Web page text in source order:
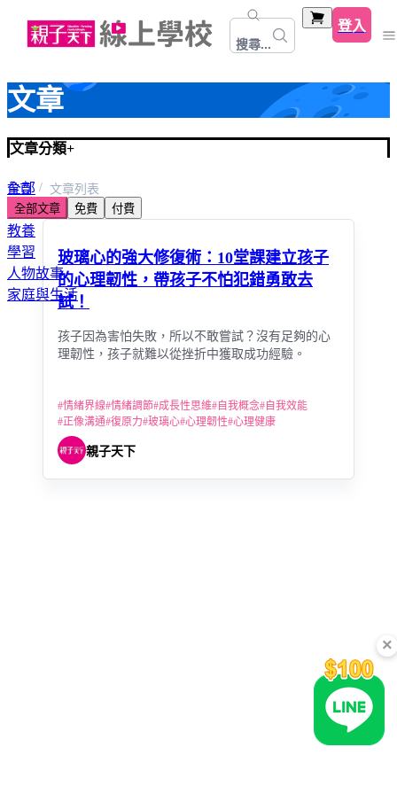
搜尋...
登入
文章
文章分類+
全部
心靈關係成長
教養
學習
人物故事
家庭與生活
首頁
文章列表
全部文章
免費 付費
玻璃心的強大修復術：10堂課建立孩子
的心理韌性，帶孩子不怕犯錯勇敢去
試！
孩子因為害怕失敗，所以不敢嘗試？沒有足夠的心
理韌性，孩子就難以從挫折中獲取成功經驗。
#情緒界線#情緒調節#成長性思維#自我概念#自我效能
#正像溝通#復原力#玻璃心#心理韌性#心理健康
親子天下
×